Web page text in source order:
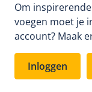
Om
voegen moet je
account? Maak
Inloggen